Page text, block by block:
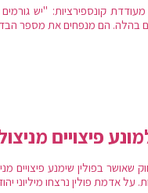
קונספירציות: "יש
בהלה. הם מנפחים את מספר
פיצויים
שאושר בפולין שימנע פיצויים
על אדמת פולין נרצחו מיליוני